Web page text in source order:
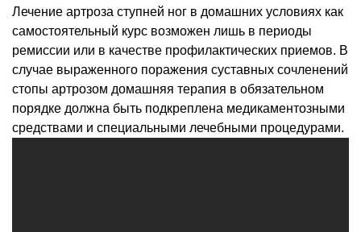
Лечение артроза ступней ног в домашних условиях как
самостоятельный курс возможен лишь в периоды
ремиссии или в качестве профилактических приемов. В
случае выраженного поражения суставных сочленений
стопы артрозом домашняя терапия в обязательном
порядке должна быть подкреплена медикаментозными
средствами и специальными лечебными процедурами.